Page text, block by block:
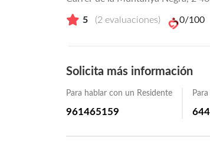
5 (2 evaluaciones) 0/100
Solicita más información
Para hablar con un Residente
961465159